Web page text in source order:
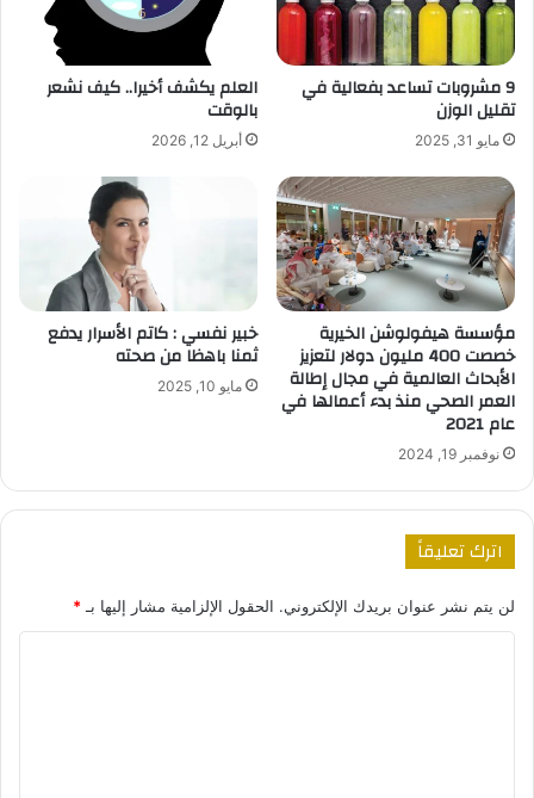
9 مشروبات تساعد بفعالية في
تقليل الوزن
مايو 31, 2025
العلم يكشف أخيرا.. كيف نشعر
بالوقت
أبريل 12, 2026
مؤسسة هيفولوشن الخيرية
خصصت 400 مليون دولار لتعزيز
الأبحاث العالمية في مجال إطالة
العمر الصحي منذ بدء أعمالها في
عام 2021
نوفمبر 19, 2024
خبير نفسي : كاتم الأسرار يدفع
ثمنا باهظا من صحته
مايو 10, 2025
اترك تعليقاً
لن يتم نشر عنوان بريدك الإلكتروني. الحقول الإلزامية مشار إليها بـ *